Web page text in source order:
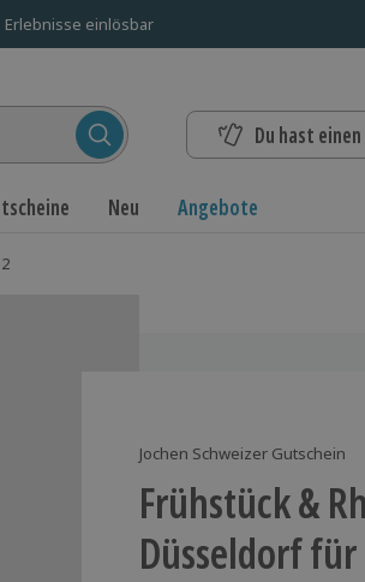
Erlebnisse einlösbar
Du hast
Neu Angebote
Jochen Schweizer Gutschein
Frühstück &
Düsseldorf für